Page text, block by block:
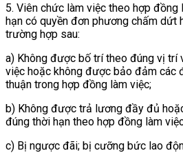
5. Viên chức làm việc theo hợp đồng
hạn có quyền đơn phương chấm dứt
trường hợp sau:
a) Không được bố trí theo đúng vị trí
việc hoặc không được bảo đảm các
thuận trong hợp đồng làm việc;
b) Không được trả lương đầy đủ
đúng thời hạn theo hợp đồng làm
c) Bị ngược đãi; bị cưỡng bức lao